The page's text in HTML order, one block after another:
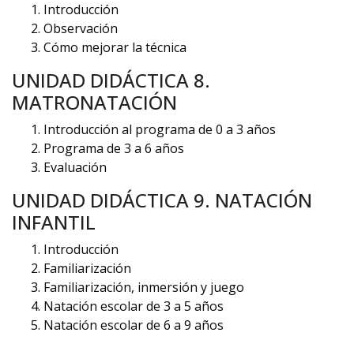
Introducción
Observación
Cómo mejorar la técnica
UNIDAD DIDÁCTICA 8.
MATRONATACIÓN
Introducción al programa de 0 a 3 años
Programa de 3 a 6 años
Evaluación
UNIDAD DIDÁCTICA 9. NATACIÓN
INFANTIL
Introducción
Familiarización
Familiarización, inmersión y juego
Natación escolar de 3 a 5 años
Natación escolar de 6 a 9 años